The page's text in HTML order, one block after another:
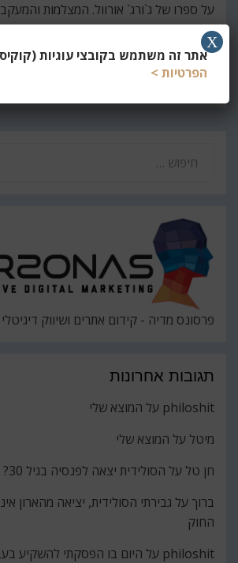
על ספרו של ג`ורג` אורוול. המצלמות
שטיפות המוח והעינויים; כנראה שהסופר
ולצערי הרב הוא לא היה רחוק מהאמת.…
פרסונס מדיה - קידום אתרים ושיווק דיגיטלי
תגובות אחרונות
philoshit על המוצא שלי
מיטל על המוצא שלי
חן טל על הסולידית יצאה לפנסיה בגיל 30? הנה הקאץ'
ברוך על גבירתי הסולידית, יציאה מהארון
החוק
philoshit על היום בו הפסקתי להשקיע
אתר זה משתמש בקובצי עוגיות
הפרטיות >
X